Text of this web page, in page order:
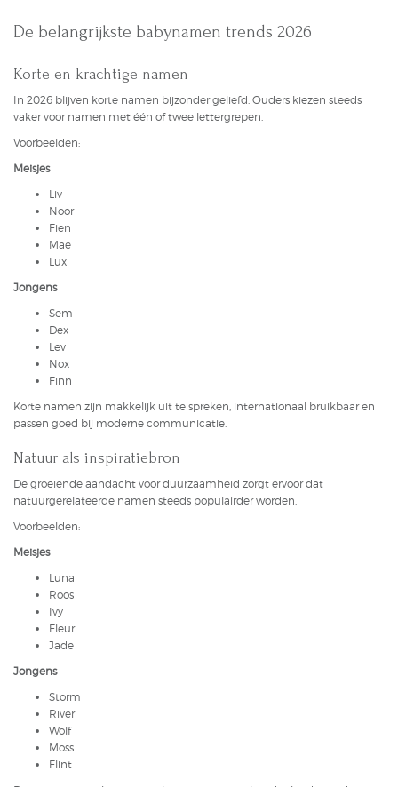
De belangrijkste babynamen trends 2026
Korte en krachtige namen
In 2026 blijven korte namen bijzonder geliefd. Ouders kiezen steeds
vaker voor namen met één of twee lettergrepen.
Voorbeelden:
Meisjes
Liv
Noor
Fien
Mae
Lux
Jongens
Sem
Dex
Lev
Nox
Finn
Korte namen zijn makkelijk uit te spreken, internationaal bruikbaar en
passen goed bij moderne communicatie.
Natuur als inspiratiebron
De groeiende aandacht voor duurzaamheid zorgt ervoor dat
natuurgerelateerde namen steeds populairder worden.
Voorbeelden:
Meisjes
Luna
Roos
Ivy
Fleur
Jade
Jongens
Storm
River
Wolf
Moss
Flint